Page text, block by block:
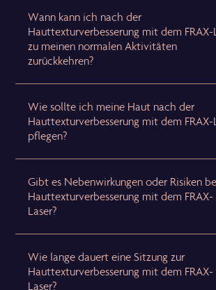
Wann kann ich nach der
Hauttexturverbesserung mit dem FRAX-
zu meinen normalen Aktivitäten
zurückkehren?
Wie sollte ich meine Haut nach der
Hauttexturverbesserung mit dem FRAX-
pflegen?
Gibt es Nebenwirkungen oder Risiken
Hauttexturverbesserung mit dem FRAX-
Laser?
Wie lange dauert eine Sitzung zur
Hauttexturverbesserung mit dem FRAX-
Laser?